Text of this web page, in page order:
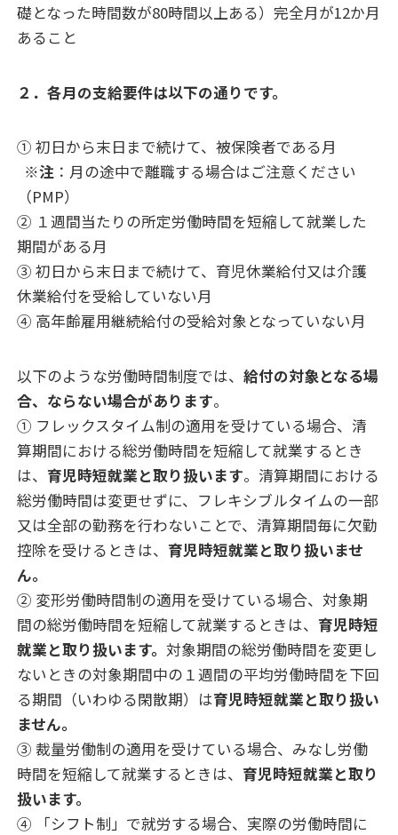
礎となった時間数が80時間以上ある）完全月が12か月
あること
２．各月の支給要件は以下の通りです。
① 初日から末日まで続けて、被保険者である月
※注 ：月の途中で離職する場合はご注意ください
（PMP）
② １週間当たりの所定労働時間を短縮して就業した
期間がある月
③ 初日から末日まで続けて、育児休業給付又は介護
休業給付を受給していない月
④ 高年齢雇用継続給付の受給対象となっていない月
以下のような労働時間制度では、給付の対象となる場
合、ならない場合があります。
① フレックスタイム制の適用を受けている場合、清
算期間における総労働時間を短縮して就業するとき
は、 育児時短就業と取り扱います。清算期間における
総労働時間は変更せずに、フレキシブルタイムの一部
又は全部の勤務を行わないことで、清算期間毎に欠勤
控除を受けるときは、 育児時短就業と取り扱いませ
ん。
② 変形労働時間制の適用を受けている場合、対象期
間の総労働時間を短縮して就業するときは、 育児時短
就業と取り扱います。対象期間の総労働時間を変更し
ないときの対象期間中の１週間の平均労働時間を下回
る期間（いわゆる閑散期）は育児時短就業と取り扱い
ません。
③ 裁量労働制の適用を受けている場合、みなし労働
時間を短縮して就業するときは、 育児時短就業と取り
扱います。
④ 「シフト制」で就労する場合、実際の労働時間に